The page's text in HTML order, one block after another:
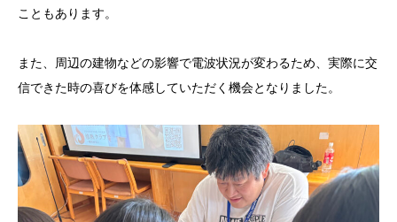
こともあります。
また、周辺の建物などの影響で電波状況が変わるため、実際に交
信できた時の喜びを体感していただく機会となりました。